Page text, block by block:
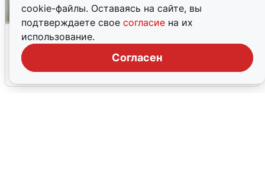
cookie-файлы. Оставаясь на сайте, вы
подтверждаете свое согласие на их
использование.
Согласен
Волгоградцы остались без
мобильного интернета
6 августа 0